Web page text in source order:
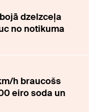
dzelzceļa
no notikuma
h braucošs
eiro soda un